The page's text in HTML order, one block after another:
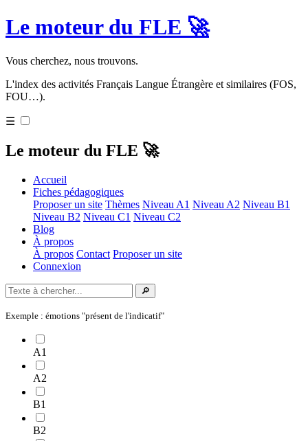
Le moteur du FLE 🚀
Vous cherchez, nous trouvons.
L'index des activités Français Langue Étrangère et similaires (FOS,
FOU…).
☰
Le moteur du FLE 🚀
Accueil
Fiches pédagogiques
Proposer un site Thèmes Niveau A1 Niveau A2 Niveau B1
Niveau B2 Niveau C1 Niveau C2
Blog
À propos
À propos Contact Proposer un site
Connexion
🔎
Exemple : émotions "présent de l'indicatif"
A1
A2
B1
B2